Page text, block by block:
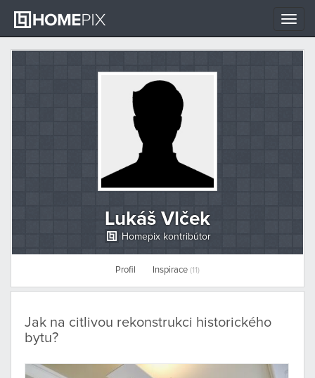
Toggle
Lukáš Vlček
Homepix kontribútor
Profil Inspirace (11)
Jak na citlivou rekonstrukci historického
bytu?